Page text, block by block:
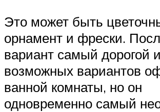
Это может быть
орнамент и фрески.
вариант самый дорогой
возможных вариантов
ванной комнаты, но он
одновременно самый